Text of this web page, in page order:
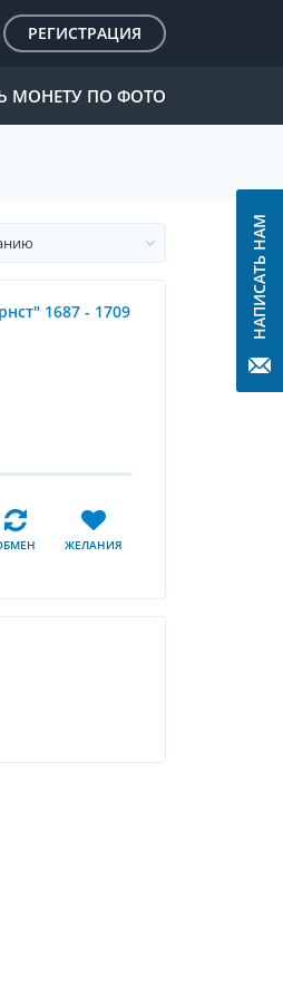
РЕГИСТРАЦИЯ
МОНЕТУ ПО ФОТО
1687 - 1709
ЖЕЛАНИЯ
НАПИСАТЬ НАМ